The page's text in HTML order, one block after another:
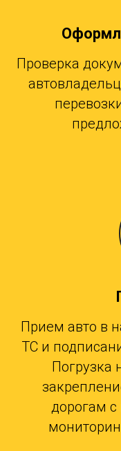
Проверка
Прием авто в
ТС и
Погрузка
дорогам